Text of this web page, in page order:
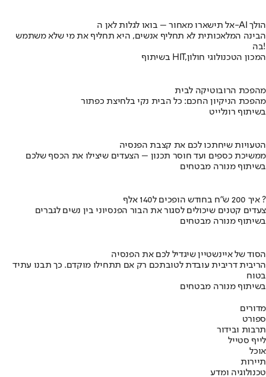
אל תישארו מאחור – בואו לגלות לאן ה-AI הולך
הבינה המלאכותית לא תחליף אנשים, היא תחליף את מי שלא משתמש
בה!
בשיתוף HIT,המכון הטכנולוגי חולון
מהפכת הרובוטיקה לבית
מהפכת הניקיון החכם: כל הבית נקי בלחיצת כפתור
בשיתוף רונלייט
הטעויות שיחתכו לכם את קצבת הפנסיה
ממשיכת כספים ועד חוסר תכנון – הצעדים שיצילו את הכסף שלכם
בשיתוף מנורה מבטחים
איך 200 ש"ח בחודש הופכים ל140 אלף ?
צעדים קטנים שיכולים לסגור את הבור הפנסיוני בין נשים לגברים
בשיתוף מנורה מבטחים
הסוד של איינשטיין שיגדיל לכם את הפנסיה
הריבית דריבית עובדת לטובתכם רק אם תתחילו מוקדם. כך תבנו עתיד
בטוח
בשיתוף מנורה מבטחים
מדורים
ספורט
תרבות ובידור
לייף סטייל
אוכל
תיירות
טכנולוגיה ומדע